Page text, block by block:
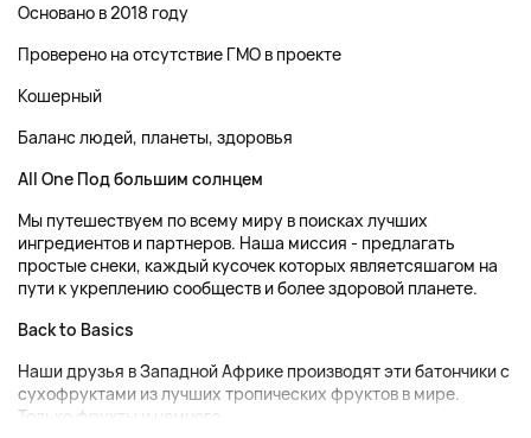
Основано в 2018 году
Проверено на отсутствие ГМО в проекте
Кошерный
Баланс людей, планеты, здоровья
All One Под большим солнцем
Мы путешествуем по всему миру в поисках лучших
ингредиентов и партнеров. Наша миссия - предлагать
простые снеки, каждый кусочек которых являетсяшагом на
пути к укреплению сообществ и более здоровой планете.
Back to Basics
Наши друзья в Западной Африке производят эти батончики с
сухофруктами из лучших тропических фруктов в мире.
Только фрукты и немного...